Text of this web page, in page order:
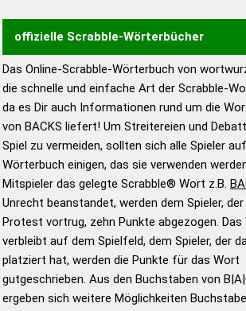
offizielle Scrabble-Wörterbücher
Wortwurzel liefert mit Hilfe eines
Wortanalyse-Algorithmus gute
Wortbedeutung, Worttrennung und
Gültigkeit eines Wortes für das Scrabble-
bestimmen! zugelassene Turnier Scrabble-
Wörterbücher sind:
Duden – Standardwerk
Bänden
Duden – Richtiges und
Deutsch
Duden – Die deutsche
Das Online-Scrabble-Wörterbuch von
die schnelle und einfache Art der Scrabble-
da es Dir auch Informationen rund um die
von BACKS liefert! Um Streitereien und
Spiel zu vermeiden, sollten sich alle Spieler
Wörterbuch einigen, das sie verwenden
Mitspieler das gelegte Scrabble® Wort z.B.
Unrecht beanstandet, werden dem Spieler, der
Protest vortrug, zehn Punkte abgezogen. Das
verbleibt auf dem Spielfeld, dem Spieler, der
platziert hat, werden die Punkte für das Wort
gutgeschrieben. Aus den Buchstaben von
ergeben sich weitere Möglichkeiten